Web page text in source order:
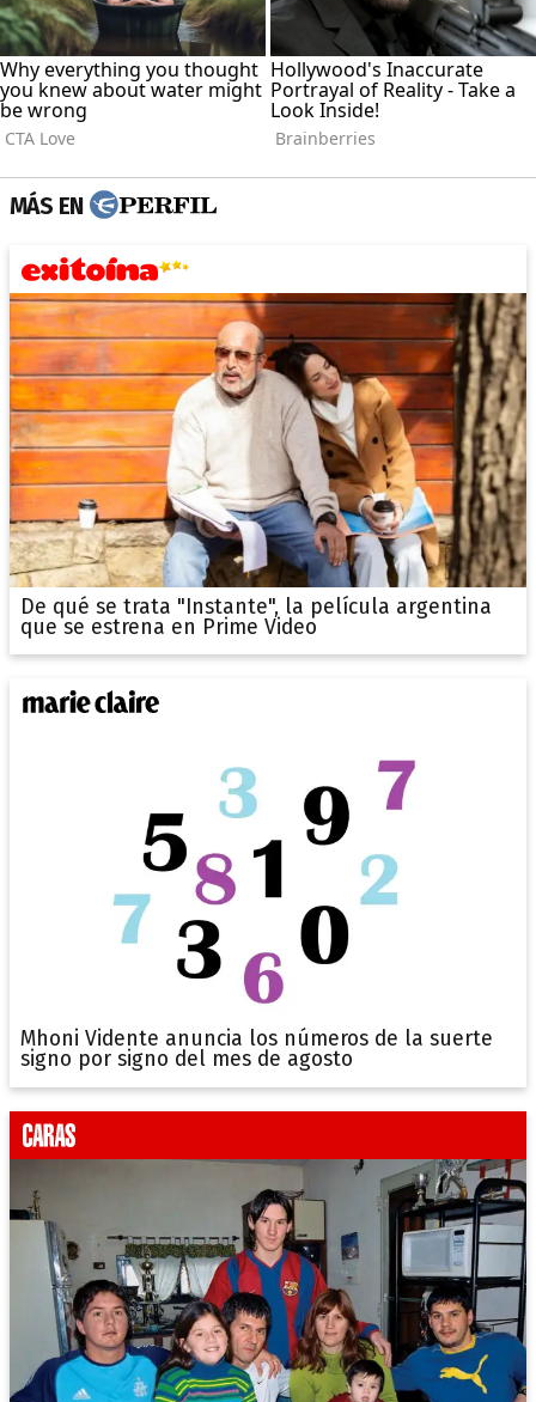
MÁS EN
De qué se trata "Instante", la película argentina
que se estrena en Prime Video
Mhoni Vidente anuncia los números de la suerte
signo por signo del mes de agosto